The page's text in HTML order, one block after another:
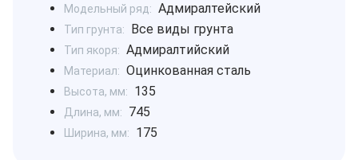
Модельный ряд: Адмиралтейский
Тип грунта: Все виды грунта
Тип якоря: Адмиралтийский
Материал: Оцинкованная сталь
Высота, мм: 135
Длина, мм: 745
Ширина, мм: 175